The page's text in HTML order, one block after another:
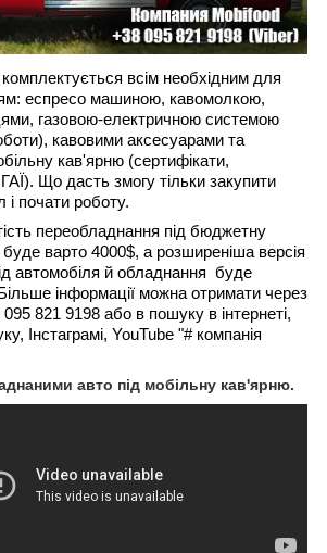
всім необхідним для
еспресо машиною, кавомолкою,
газовою-електричною системою
кавовими аксесуарами та
кав'ярню (сертифікати,
Що дасть змогу тільки закупити
і почати роботу.
переобладнання під бюджетну
варто 4000$, а розширеніша версія
автомобіля й обладнання буде
інформації можна отримати через
821 9198 або в пошуку в інтернеті,
Інстаграмі, YouTube "# компанія
авто під мобільну кав'ярню.